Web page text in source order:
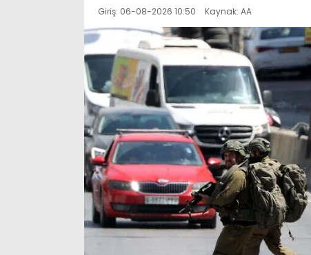
Giriş: 06-08-2026 10:50 Kaynak: AA